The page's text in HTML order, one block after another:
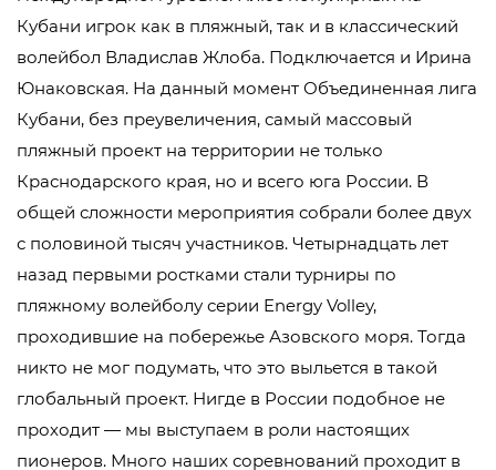
Кубани игрок как в пляжный, так и в классический
волейбол Владислав Жлоба. Подключается и Ирина
Юнаковская. На данный момент Объединенная лига
Кубани, без преувеличения, самый массовый
пляжный проект на территории не только
Краснодарского края, но и всего юга России. В
общей сложности мероприятия собрали более двух
с половиной тысяч участников. Четырнадцать лет
назад первыми ростками стали турниры по
пляжному волейболу серии Energy Volley,
проходившие на побережье Азовского моря. Тогда
никто не мог подумать, что это выльется в такой
глобальный проект. Нигде в России подобное не
проходит — мы выступаем в роли настоящих
пионеров. Много наших соревнований проходит в